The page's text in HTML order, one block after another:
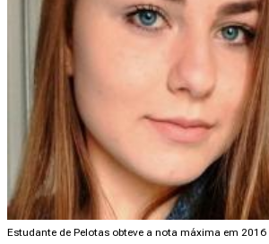
Estudante de Pelotas obteve a nota máxima em 2016